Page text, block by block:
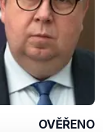
OVĚŘENO